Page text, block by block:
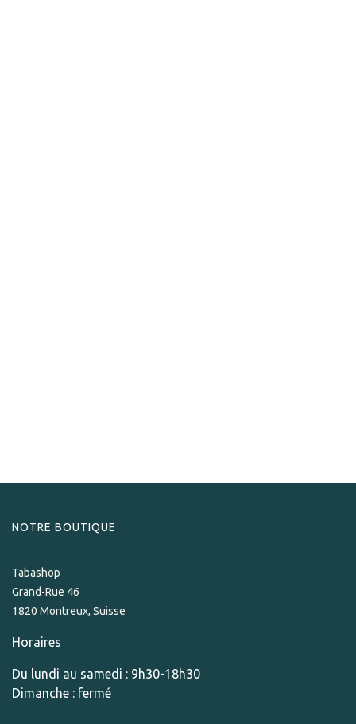
NOTRE BOUTIQUE
Tabashop
Grand-Rue 46
1820 Montreux, Suisse
Horaires
Du lundi au samedi : 9h30-18h30
Dimanche : fermé